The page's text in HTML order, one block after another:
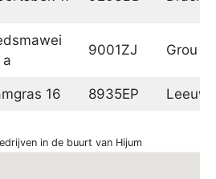
a
9001ZJ Grou
16 8935EP
in de buurt van Hijum